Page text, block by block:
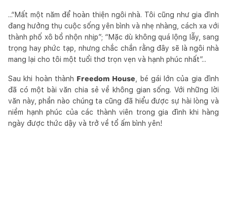
...“Mất một năm để hoàn thiện ngôi nhà. Tôi cũng như gia đình
đang hưởng thụ cuộc sống yên bình và nhẹ nhàng, cách xa với
thành phố xô bồ nhộn nhịp”; “Mặc dù không quá lộng lẫy, sang
trọng hay phức tạp, nhưng chắc chắn rằng đây sẽ là ngôi nhà
mang lại cho tôi một tuổi thơ trọn vẹn và hạnh phúc nhất”...
Sau khi hoàn thành Freedom House , bé gái lớn của gia đình
đã có một bài văn chia sẻ về không gian sống. Với những lời
văn này, phần nào chúng ta cũng đã hiểu được sự hài lòng và
niềm hạnh phúc của các thành viên trong gia đình khi hàng
ngày được thức dậy và trở về tổ ấm bình yên!